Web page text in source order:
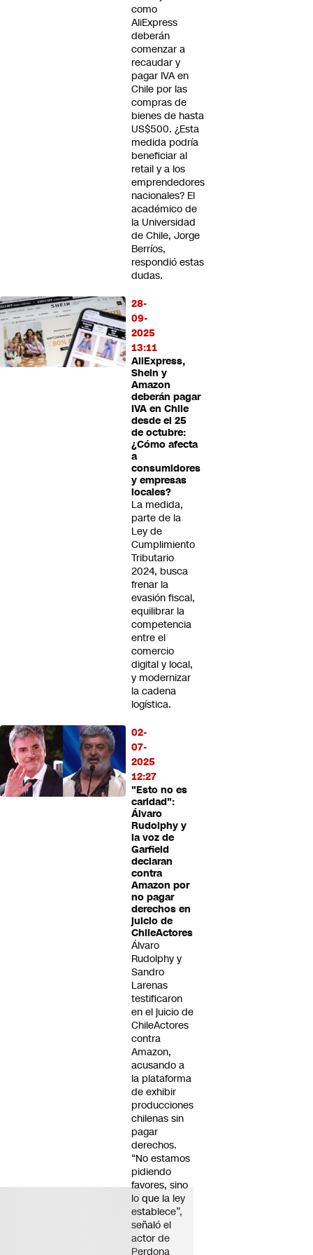
como
AliExpress
deberán
comenzar a
recaudar y
pagar IVA en
Chile por las
compras de
bienes de hasta
US$500. ¿Esta
medida podría
beneficiar al
retail y a los
emprendedores
nacionales? El
académico de
la Universidad
de Chile, Jorge
Berríos,
respondió estas
dudas.
28-
09-
2025
13:11
AliExpress,
Shein y
Amazon
deberán pagar
IVA en Chile
desde el 25
de octubre:
¿Cómo afecta
a
consumidores
y empresas
locales?
La medida,
parte de la
Ley de
Cumplimiento
Tributario
2024, busca
frenar la
evasión fiscal,
equilibrar la
competencia
entre el
comercio
digital y local,
y modernizar
la cadena
logística.
02-
07-
2025
12:27
"Esto no es
caridad":
Álvaro
Rudolphy y
la voz de
Garfield
declaran
contra
Amazon por
no pagar
derechos en
juicio de
ChileActores
Álvaro
Rudolphy y
Sandro
Larenas
testificaron
en el juicio de
ChileActores
contra
Amazon,
acusando a
la plataforma
de exhibir
producciones
chilenas sin
pagar
derechos.
“No estamos
pidiendo
favores, sino
lo que la ley
establece”,
señaló el
actor de
Perdona